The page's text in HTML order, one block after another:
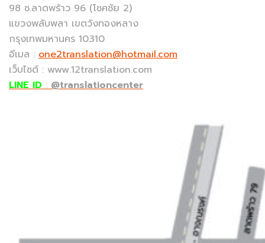
98 ซ.ลาดพร้าว 96 (โชคชัย 2)
แขวงพลับพลา เขตวังทองหลาง
กรุงเทพมหานคร 10310
อีเมล : one2translation@hotmail.com
เว็บไซต์ : www.12translation.com
LINE ID : @translationcenter